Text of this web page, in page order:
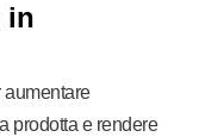
in
aumentare
prodotta e rendere